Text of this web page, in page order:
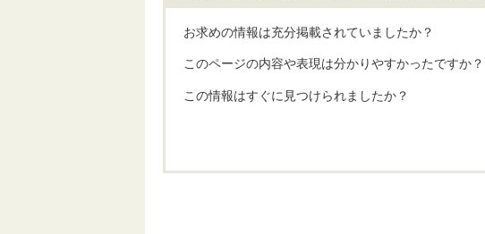
お求めの情報は充分掲載されていましたか？
このページの内容や表現は分かりやすかったですか？
この情報はすぐに見つけられましたか？